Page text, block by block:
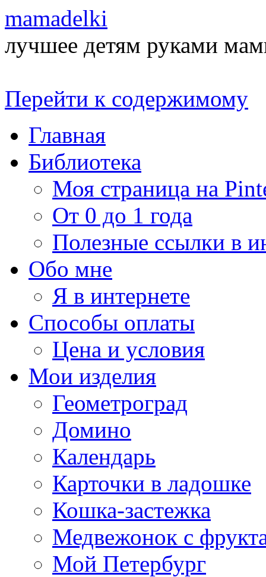
mamadelki
лучшее детям руками
Перейти к содержимому
Главная
Библиотека
Моя страница на
От 0 до 1 года
Полезные ссылки в
Обо мне
Я в интернете
Способы оплаты
Цена и условия
Мои изделия
Геометроград
Домино
Календарь
Карточки в ладошке
Кошка-застежка
Медвежонок с
Мой Петербург